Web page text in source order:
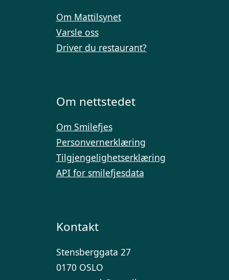
Om Mattilsynet
Varsle oss
Driver du restaurant?
Om nettstedet
Om Smilefjes
Personvernerklæring
Tilgjengelighetserklæring
API for smilefjesdata
Kontakt
Stensberggata 27
0170 OSLO